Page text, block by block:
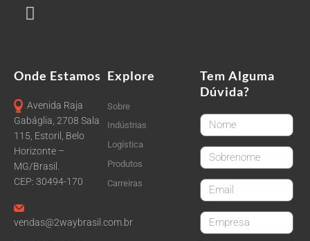
Onde Estamos
Avenida Raja
Gabáglia, 2708 Sala
115, Estoril, Belo
Horizonte –
MG/Brasil.
CEP: 30494-170
vendas@2waybrasil.com.br
Explore
Sobre
Indústrias
Logística
Produtos
Carreiras
Tem Alguma
Dúvida?
FirstName
LastName
email
CompanyName